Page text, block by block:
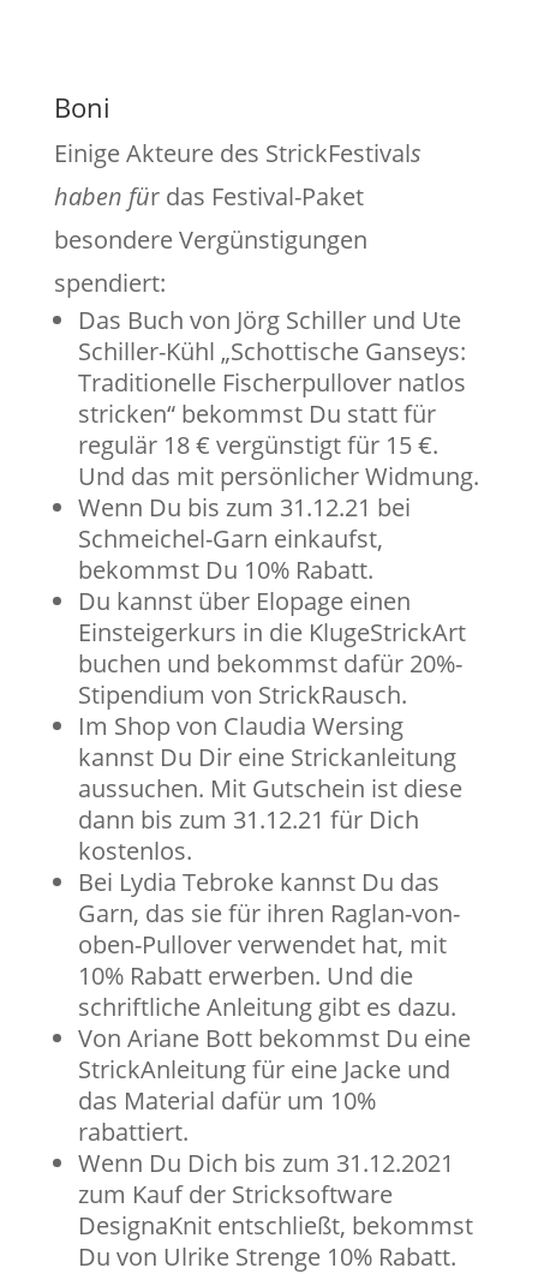
Boni
Einige Akteure des StrickFestivals
haben für das Festival-Paket
besondere Vergünstigungen
spendiert:
Das Buch von Jörg Schiller und Ute
Schiller-Kühl „Schottische Ganseys:
Traditionelle Fischerpullover natlos
stricken“ bekommst Du statt für
regulär 18 € vergünstigt für 15 €.
Und das mit persönlicher Widmung.
Wenn Du bis zum 31.12.21 bei
Schmeichel-Garn einkaufst,
bekommst Du 10% Rabatt.
Du kannst über Elopage einen
Einsteigerkurs in die KlugeStrickArt
buchen und bekommst dafür 20%-
Stipendium von StrickRausch.
Im Shop von Claudia Wersing
kannst Du Dir eine Strickanleitung
aussuchen. Mit Gutschein ist diese
dann bis zum 31.12.21 für Dich
kostenlos.
Bei Lydia Tebroke kannst Du das
Garn, das sie für ihren Raglan-von-
oben-Pullover verwendet hat, mit
10% Rabatt erwerben. Und die
schriftliche Anleitung gibt es dazu.
Von Ariane Bott bekommst Du eine
StrickAnleitung für eine Jacke und
das Material dafür um 10%
rabattiert.
Wenn Du Dich bis zum 31.12.2021
zum Kauf der Stricksoftware
DesignaKnit entschließt, bekommst
Du von Ulrike Strenge 10% Rabatt.